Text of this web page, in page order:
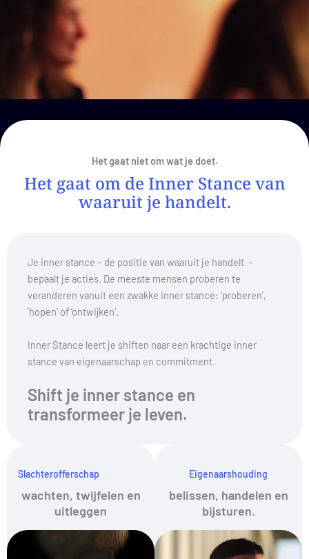
Het gaat niet om wat je doet.
Het gaat om de Inner Stance van
waaruit je handelt.
Je inner stance – de positie van waaruit je handelt –
bepaalt je acties. De meeste mensen proberen te
veranderen vanuit een zwakke inner stance: ‘proberen’,
‘hopen’ of ‘ontwijken’.
Inner Stance leert je shiften naar een krachtige inner
stance van eigenaarschap en commitment.
Shift je inner stance en
transformeer je leven.
Slachterofferschap
wachten, twijfelen en
uitleggen
Eigenaarshouding
belissen, handelen en
bijsturen.